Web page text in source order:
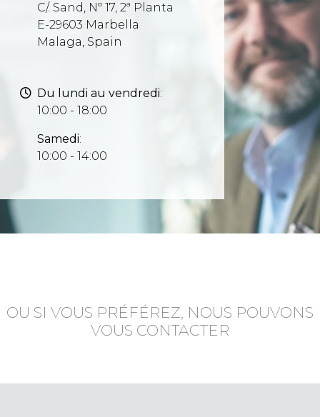
C/. Sand, Nº 17, 2ª Planta
E-29603 Marbella
Malaga, Spain
Du lundi au vendredi:
10:00 - 18:00
Samedi:
10:00 - 14:00
OU SI VOUS PRÉFÉREZ, NOUS POUVONS
VOUS CONTACTER